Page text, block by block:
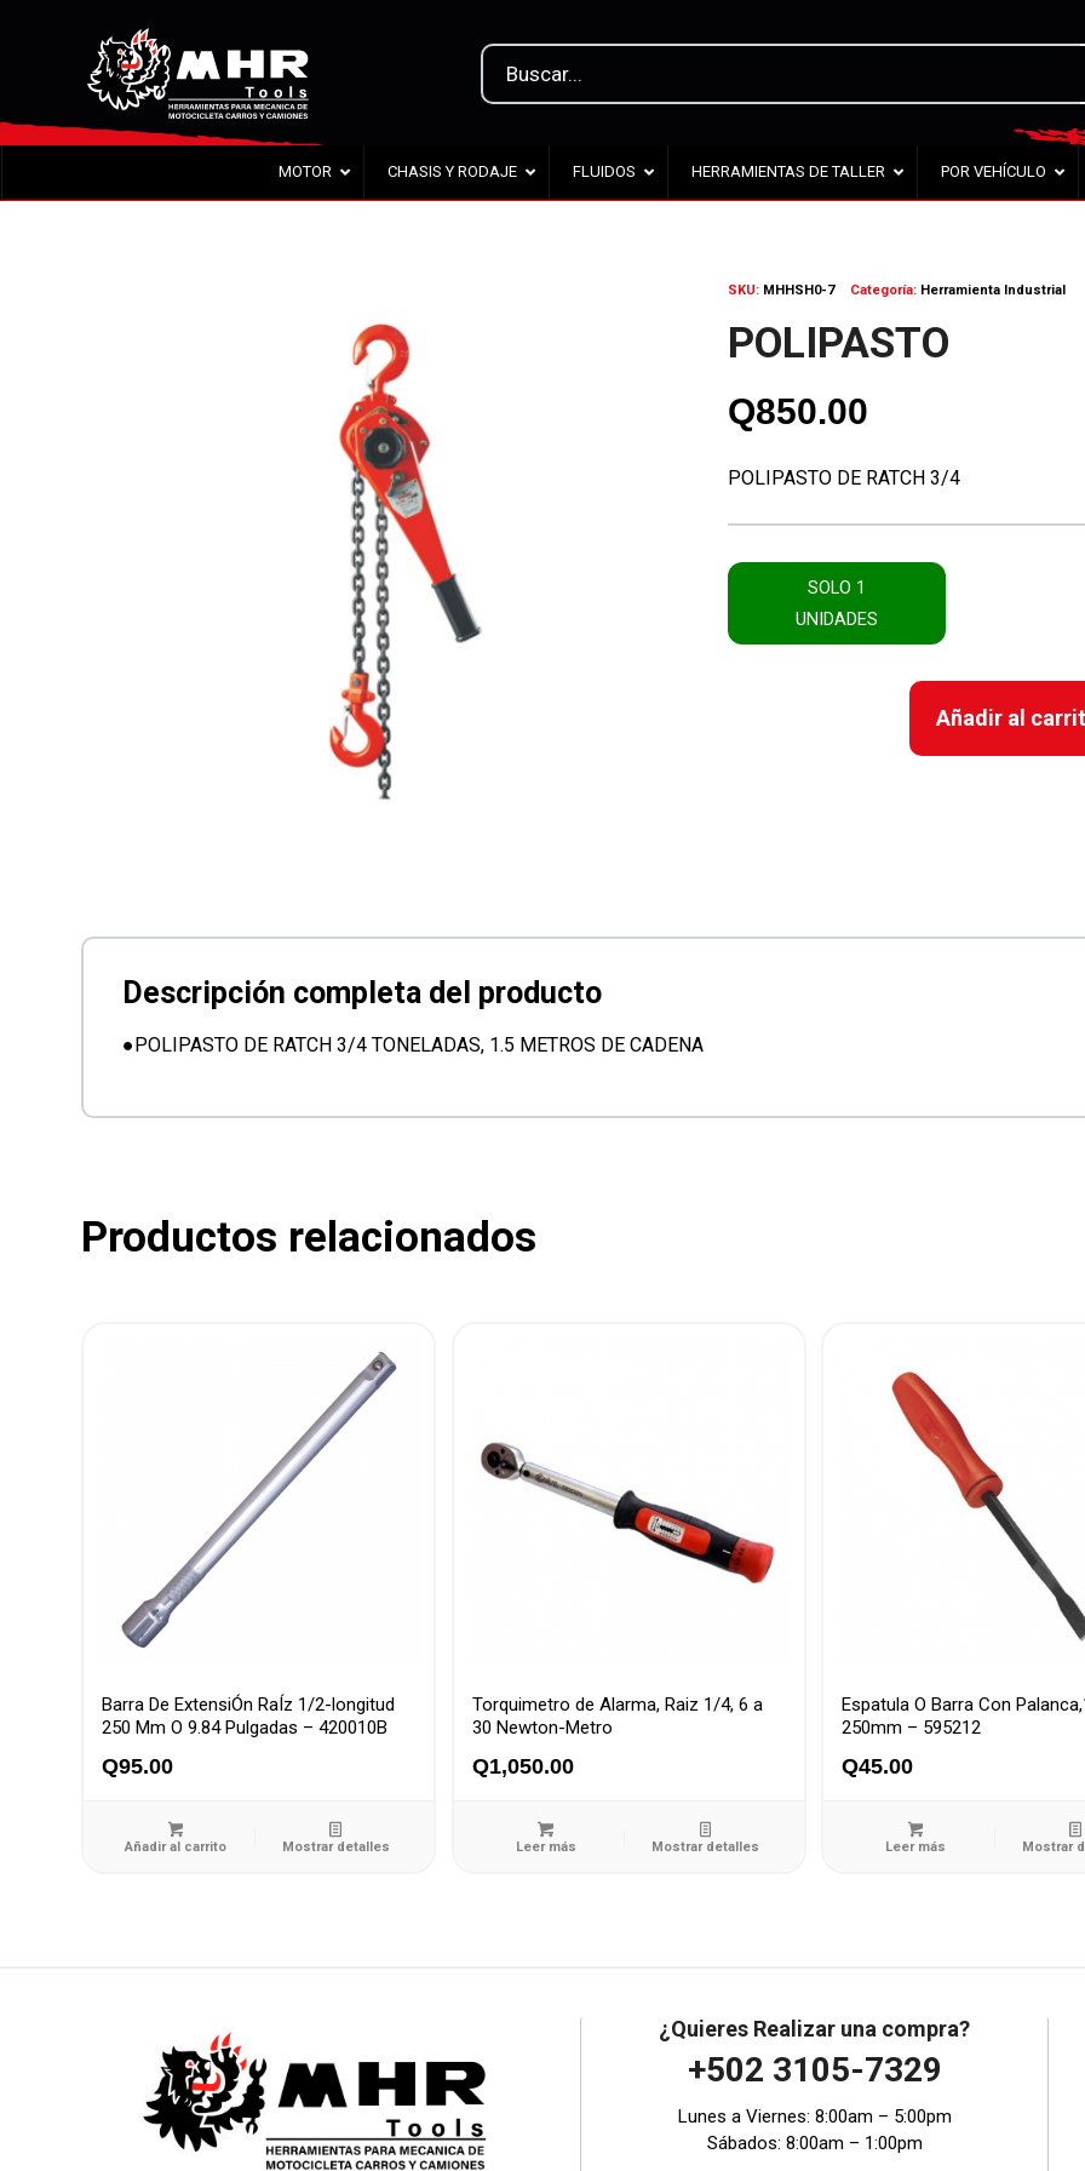
MOTOR CHASIS Y RODAJE FLUIDOS HERRAMIENTAS DE TALLER POR VEHÍCULO
SKU: MHHSH0-7 Categoría: Herramienta Industrial
POLIPASTO
Q850.00
POLIPASTO DE RATCH 3/4
SOLO 1
UNIDADES
Añadir al
●POLIPASTO DE RATCH 3/4 TONELADAS, 1.5 METROS DE CADENA
Productos relacionados
Barra De ExtensiÓn RaÍz 1/2-longitud
250 Mm O 9.84 Pulgadas – 420010B
Q95.00
Añadir al carrito Mostrar detalles
Torquimetro de Alarma, Raiz 1/4, 6 a
30 Newton-Metro
Q1,050.00
Leer más Mostrar detalles
Espatula O Barra Con
250mm – 595212
Q45.00
Leer más Mostrar
¿Quieres Realizar una compra?
+502 3105-7329
Lunes a Viernes: 8:00am – 5:00pm
Sábados: 8:00am – 1:00pm